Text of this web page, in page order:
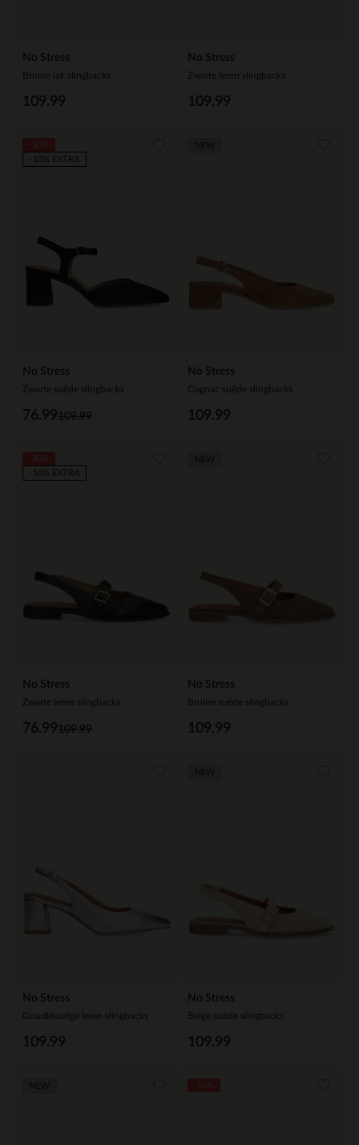
No Stress
Bruine lak slingbacks
109.99
No Stress
Zwarte leren slingbacks
109.99
No Stress
Zwarte suède slingbacks
109.99
76.99
-10% EXTRA
No Stress
Cognac suède slingbacks
109.99
No Stress
Zwarte leren slingbacks
109.99
76.99
-10% EXTRA
No Stress
Bruine suède slingbacks
109.99
No Stress
Goudkleurige leren slingbacks
109.99
No Stress
Beige suède slingbacks
109.99